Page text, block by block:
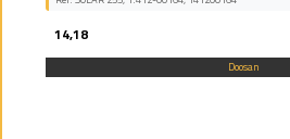
14,18
Doosan